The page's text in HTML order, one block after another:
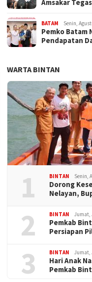
Amsakar
BATAM Senin,
Pemko Batam
Pendapatan
WARTA BINTAN
1 BINTAN Senin,
Dorong
Nelayan,
2 BINTAN Jumat,
Pemkab
Persiapan
3 BINTAN Jumat,
Hari Anak
Pemkab